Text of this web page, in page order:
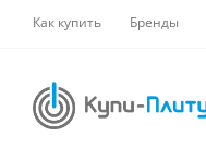
Как купить Бренды